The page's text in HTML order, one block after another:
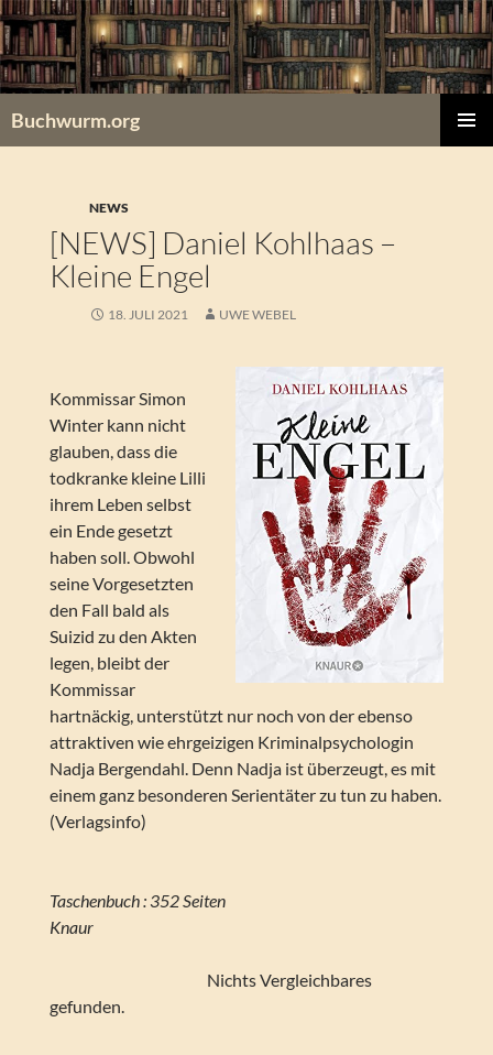
Zum
Inhalt
springen
Buchwurm.org
NEWS
[NEWS] Daniel Kohlhaas –
Kleine Engel
18. JULI 2021 UWE WEBEL
Kommissar Simon
Winter kann nicht
glauben, dass die
todkranke kleine Lilli
ihrem Leben selbst
ein Ende gesetzt
haben soll. Obwohl
seine Vorgesetzten
den Fall bald als
Suizid zu den Akten
legen, bleibt der
Kommissar
hartnäckig, unterstützt nur noch von der ebenso
attraktiven wie ehrgeizigen Kriminalpsychologin
Nadja Bergendahl. Denn Nadja ist überzeugt, es mit
einem ganz besonderen Serientäter zu tun zu haben.
(Verlagsinfo)
Taschenbuch : 352 Seiten
Knaur
Nichts Vergleichbares
gefunden.